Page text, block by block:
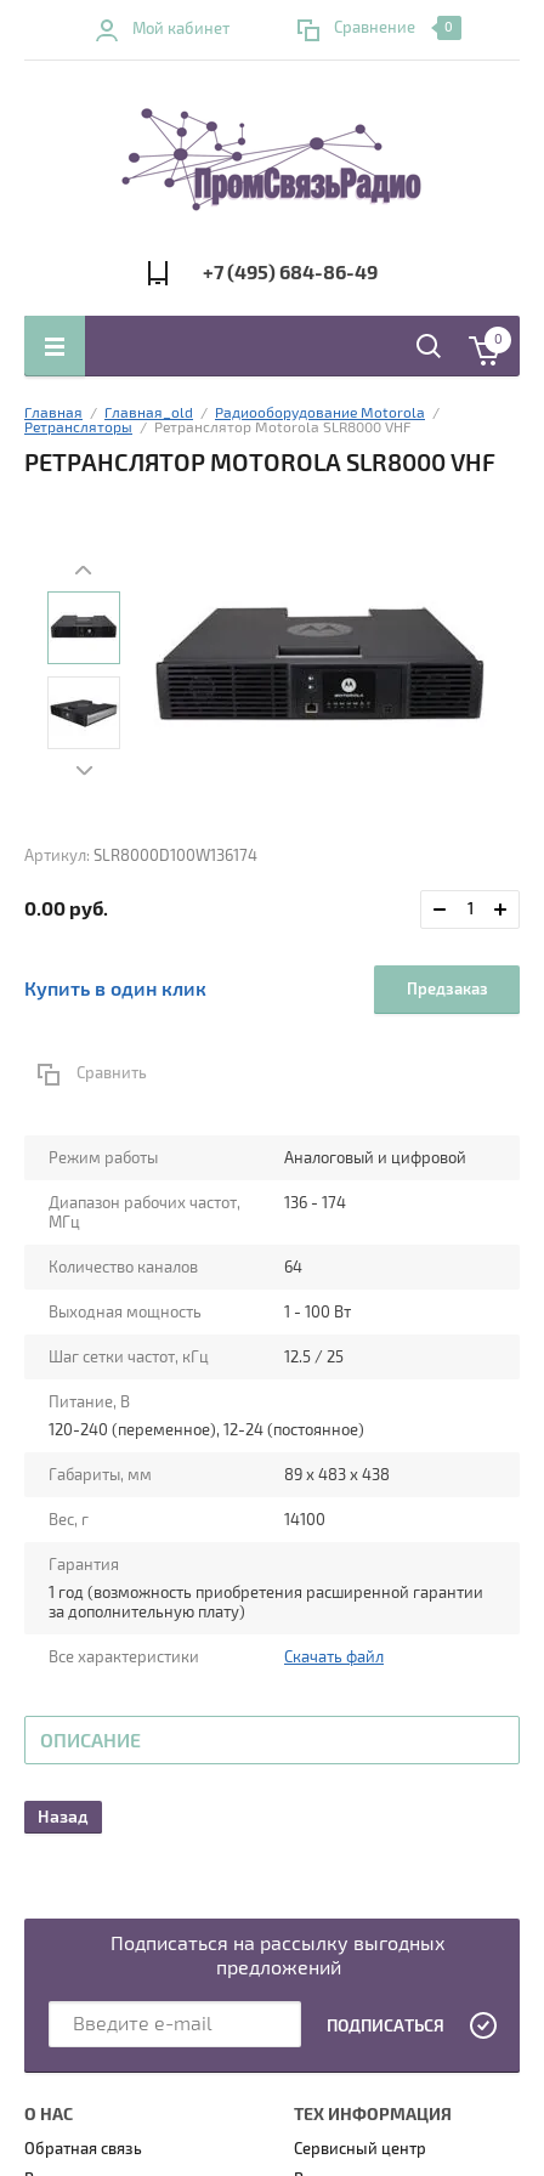
Мой кабинет Сравнение 0
+7 (495) 684-86-49
0
Главная
  /
Главная_old
  /
Радиооборудование Motorola
Ретрансляторы
  /  Ретранслятор Motorola SLR8000 VHF
РЕТРАНСЛЯТОР MOTOROLA SLR8000 VHF
Артикул: SLR8000D100W136174
0.00 руб.
Купить в один клик Предзаказ
Сравнить
Режим работы Аналоговый и цифровой
Диапазон рабочих частот,
МГц
136 - 174
Количество каналов 64
Выходная мощность 1 - 100 Вт
Шаг сетки частот, кГц 12.5 / 25
Питание, В
120-240 (переменное), 12-24 (постоянное)
Габариты, мм 89 х 483 х 438
Вес, г 14100
Гарантия
1 год (возможность приобретения расширенной гарантии
за дополнительную плату)
Все характеристики Скачать файл
ОПИСАНИЕ
Назад
Подписаться на рассылку выгодных
предложений
ПОДПИСАТЬСЯ
О НАС
Обратная связь
ТЕХ ИНФОРМАЦИЯ
Сервисный центр